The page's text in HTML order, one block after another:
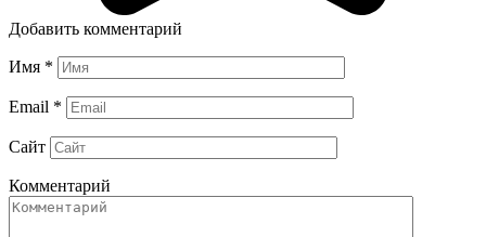
Добавить комментарий
Имя *
Email *
Сайт
Комментарий